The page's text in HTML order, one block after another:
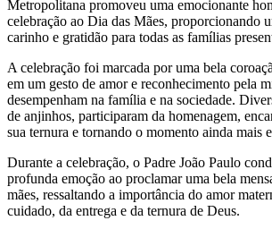
Metropolitana promoveu uma emocionante
celebração ao Dia das Mães, proporcionando
carinho e gratidão para todas as famílias
A celebração foi marcada por uma bela
em um gesto de amor e reconhecimento pela
desempenham na família e na sociedade.
de anjinhos, participaram da homenagem,
sua ternura e tornando o momento ainda mais
Durante a celebração, o Padre João Paulo
profunda emoção ao proclamar uma bela
mães, ressaltando a importância do amor
cuidado, da entrega e da ternura de Deus.